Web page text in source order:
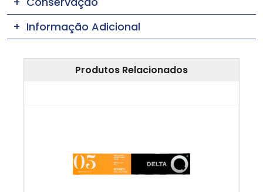
Informação Adicional
Produtos Relacionados